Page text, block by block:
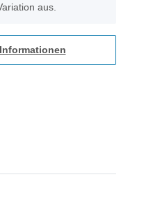
aus.